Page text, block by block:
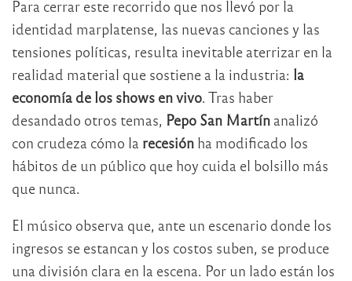
Para cerrar este recorrido que nos llevó por la
identidad marplatense, las nuevas canciones y las
tensiones políticas, resulta inevitable aterrizar en la
realidad material que sostiene a la industria: la
economía de los shows en vivo. Tras haber
desandado otros temas, Pepo San Martín analizó
con crudeza cómo la recesión ha modificado los
hábitos de un público que hoy cuida el bolsillo más
que nunca.
El músico observa que, ante un escenario donde los
ingresos se estancan y los costos suben, se produce
una división clara en la escena. Por un lado están los